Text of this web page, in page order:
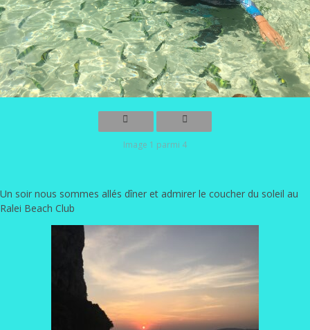
Image 1 parmi 4
Un soir nous sommes allés dîner et admirer le coucher du soleil au
Ralei Beach Club